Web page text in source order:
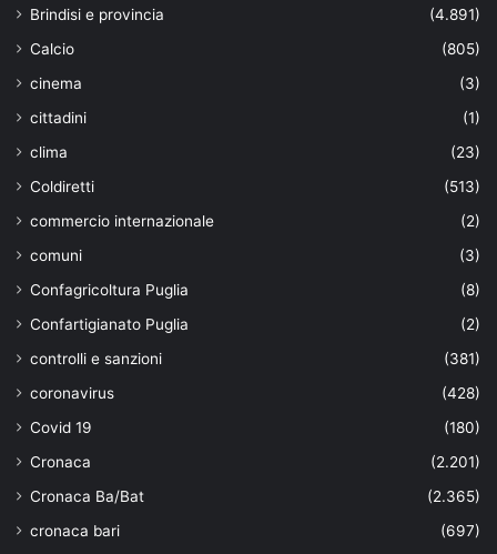
Brindisi e provincia
(4.891)
Calcio
(805)
cinema
(3)
cittadini
(1)
clima
(23)
Coldiretti
(513)
commercio internazionale
(2)
comuni
(3)
Confagricoltura Puglia
(8)
Confartigianato Puglia
(2)
controlli e sanzioni
(381)
coronavirus
(428)
Covid 19
(180)
Cronaca
(2.201)
Cronaca Ba/Bat
(2.365)
cronaca bari
(697)